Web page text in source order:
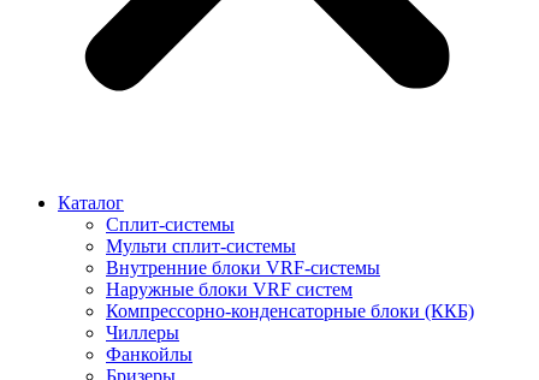
Каталог
Сплит-системы
Мульти сплит-системы
Внутренние блоки VRF-cистемы
Наружные блоки VRF cистем
Компрессорно-конденсаторные блоки (ККБ)
Чиллеры
Фанкойлы
Бризеры